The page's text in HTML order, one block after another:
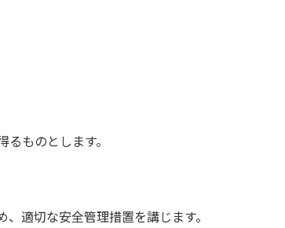
ものとします。
適切な安全管理措置を講じます。